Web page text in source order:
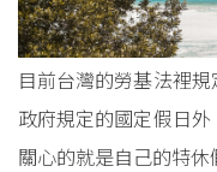
目前台灣的勞基法裡
政府規定的國定假日
關心的就是自己的特休